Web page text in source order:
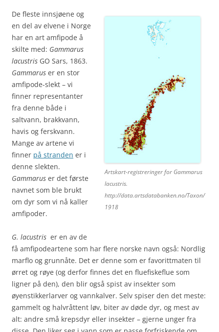
Artskart-registreringer for Gammarus
lacustris.
http://data.artsdatabanken.no/Taxon/
1918
De fleste innsjøene og
en del av elvene i Norge
har en art amfipode å
skilte med: Gammarus
lacustris GO Sars, 1863.
Gammarus er en stor
amfipode-slekt – vi
finner representanter
fra denne både i
saltvann, brakkvann,
havis og ferskvann.
Mange av artene vi
finner på stranden er i
denne slekten.
Gammarus er det første
navnet som ble brukt
om dyr som vi nå kaller
amfipoder.
G. lacustris er en av de
få amfipodeartene som har flere norske navn også: Nordlig
marflo og grunnåte. Det er denne som er favorittmaten til
ørret og røye (og derfor finnes det en fluefiskeflue som
ligner på den), den blir også spist av insekter som
øyenstikkerlarver og vannkalver. Selv spiser den det meste:
gammelt og halvråttent løv, biter av døde dyr, og mest av
alt: andre små krepsdyr eller insekter – gjerne unger fra